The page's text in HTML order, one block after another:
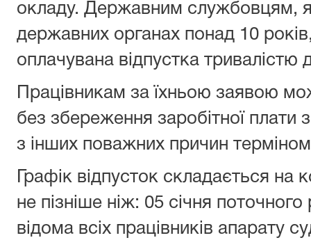
окладу. Державним службовцям,
державних органах понад 10
оплачувана відпустка тривалістю
Працівникам за їхньою заявою
без збереження заробітної плати
з інших поважних причин
Графік відпусток складається на
не пізніше ніж: 05 січня
відома всіх працівників апарату